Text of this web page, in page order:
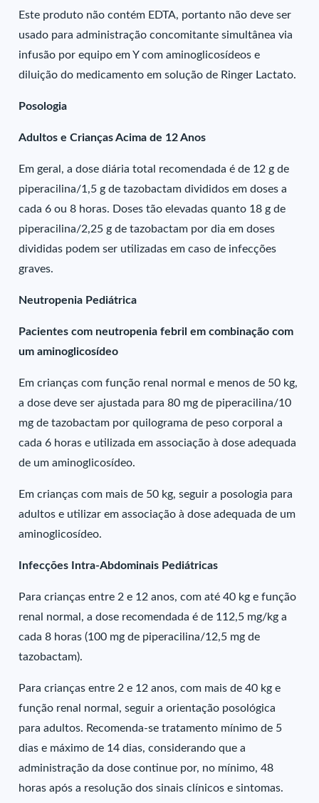
Este produto não contém EDTA, portanto não deve ser
usado para administração concomitante simultânea via
infusão por equipo em Y com aminoglicosídeos e
diluição do medicamento em solução de Ringer Lactato.
Posologia
Adultos e Crianças Acima de 12 Anos
Em geral, a dose diária total recomendada é de 12 g de
piperacilina/1,5 g de tazobactam divididos em doses a
cada 6 ou 8 horas. Doses tão elevadas quanto 18 g de
piperacilina/2,25 g de tazobactam por dia em doses
divididas podem ser utilizadas em caso de infecções
graves.
Neutropenia Pediátrica
Pacientes com neutropenia febril em combinação com
um aminoglicosídeo
Em crianças com função renal normal e menos de 50 kg,
a dose deve ser ajustada para 80 mg de piperacilina/10
mg de tazobactam por quilograma de peso corporal a
cada 6 horas e utilizada em associação à dose adequada
de um aminoglicosídeo.
Em crianças com mais de 50 kg, seguir a posologia para
adultos e utilizar em associação à dose adequada de um
aminoglicosídeo.
Infecções Intra-Abdominais Pediátricas
Para crianças entre 2 e 12 anos, com até 40 kg e função
renal normal, a dose recomendada é de 112,5 mg/kg a
cada 8 horas (100 mg de piperacilina/12,5 mg de
tazobactam).
Para crianças entre 2 e 12 anos, com mais de 40 kg e
função renal normal, seguir a orientação posológica
para adultos. Recomenda-se tratamento mínimo de 5
dias e máximo de 14 dias, considerando que a
administração da dose continue por, no mínimo, 48
horas após a resolução dos sinais clínicos e sintomas.